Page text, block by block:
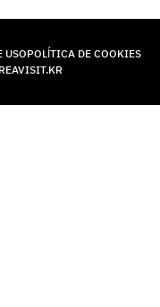
USOPOLÍTICA DE COOKIES